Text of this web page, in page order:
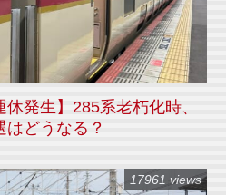
休発生】285系老朽化時、
どうなる？
17961 views